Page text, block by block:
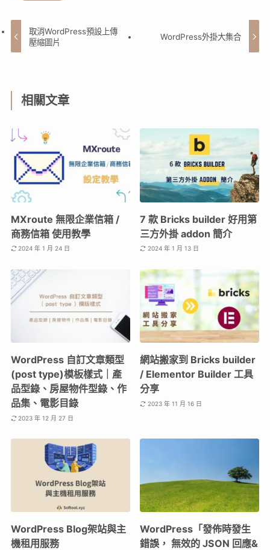
取消WordPress預設上傳
壓縮圖片
WordPress外掛大集合
相關文章
MXroute 無限企業信箱 /
商務信箱 使用教學
2024 年 1 月 24 日
7 款 Bricks builder 好用第
三方外掛 addon 簡介
2024 年 1 月 13 日
WordPress 自訂文章類型
(post type)模板樣式｜產
品型錄、房屋物件型錄、作
品集、電影目錄
2023 年 12 月 27 日
網站搬家到 Bricks builder
/ Elementor Builder 工具
分享
2023 年 11 月 16 日
WordPress Blog架站與主
機租用服務
WordPress「發佈時發生
錯誤， 無效的 JSON 回應&